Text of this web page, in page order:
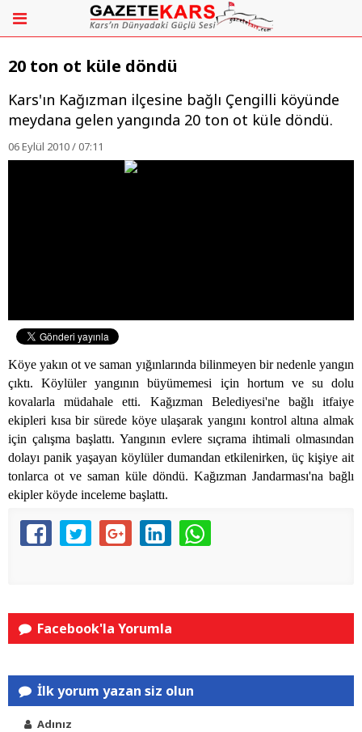
20 ton ot küle döndü
Kars'ın Kağızman ilçesine bağlı Çengilli köyünde
meydana gelen yangında 20 ton ot küle döndü.
06 Eylül 2010 / 07:11
Köye yakın ot ve saman yığınlarında bilinmeyen bir nedenle yangın
çıktı. Köylüler yangının büyümemesi için hortum ve su dolu
kovalarla müdahale etti. Kağızman Belediyesi'ne bağlı itfaiye
ekipleri kısa bir sürede köye ulaşarak yangını kontrol altına almak
için çalışma başlattı. Yangının evlere sıçrama ihtimali olmasından
dolayı panik yaşayan köylüler dumandan etkilenirken, üç kişiye ait
tonlarca ot ve saman küle döndü. Kağızman Jandarması'na bağlı
ekipler köyde inceleme başlattı.
Facebook'la Yorumla
İlk yorum yazan siz olun
Adınız